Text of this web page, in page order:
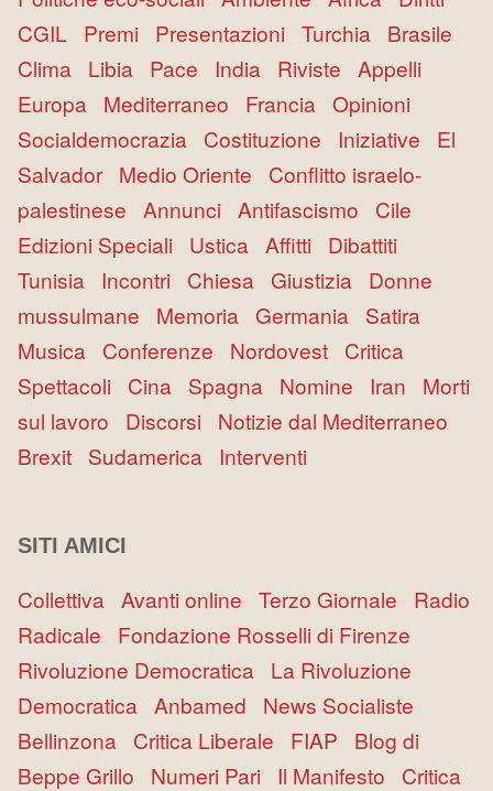
CGIL Premi Presentazioni Turchia Brasile
Clima Libia Pace India Riviste Appelli
Europa Mediterraneo Francia Opinioni
Socialdemocrazia Costituzione Iniziative El
Salvador Medio Oriente Conflitto israelo-
palestinese Annunci Antifascismo Cile
Edizioni Speciali Ustica Affitti Dibattiti
Tunisia Incontri Chiesa Giustizia Donne
mussulmane Memoria Germania Satira
Musica Conferenze Nordovest Critica
Spettacoli Cina Spagna Nomine Iran Morti
sul lavoro Discorsi Notizie dal Mediterraneo
Brexit Sudamerica Interventi
SITI AMICI
Collettiva Avanti online Terzo Giornale Radio
Radicale Fondazione Rosselli di Firenze
Rivoluzione Democratica La Rivoluzione
Democratica Anbamed News Socialiste
Bellinzona Critica Liberale FIAP Blog di
Beppe Grillo Numeri Pari Il Manifesto Critica